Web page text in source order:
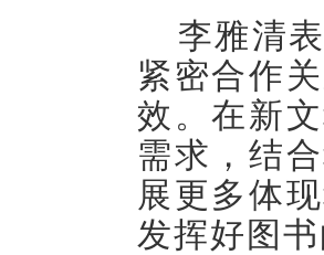
李雅清
紧密合作
效。在新
需求，结
展更多体
发挥好图